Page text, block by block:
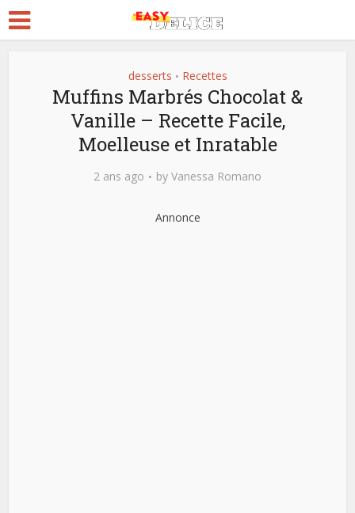
desserts • Recettes
Muffins Marbrés Chocolat &
Vanille – Recette Facile,
Moelleuse et Inratable
2 ans ago by Vanessa Romano
Annonce